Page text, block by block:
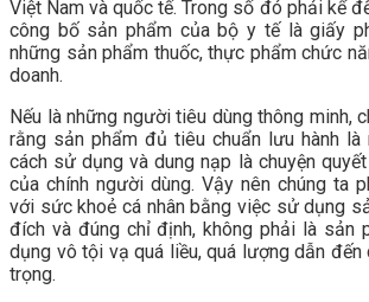
Việt Nam và quốc tế. Trong số đó phải kể
công bố sản phẩm của bộ y tế là giấy
những sản phẩm thuốc, thực phẩm chức
doanh.
Nếu là những người tiêu dùng thông minh,
rằng sản phẩm đủ tiêu chuẩn lưu hành là
cách sử dụng và dung nạp là chuyện
của chính người dùng. Vậy nên chúng ta
với sức khoẻ cá nhân bằng việc sử dụng
đích và đúng chỉ định, không phải là sản
dụng vô tội vạ quá liều, quá lượng dẫn đến
trọng.